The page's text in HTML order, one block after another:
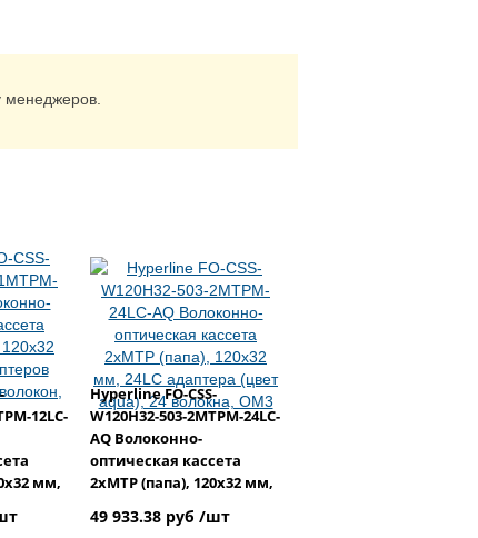
менеджеров.
12LC-
мм,
OM4
Hyperline FO-CSS-
W120H32-503-2MTPM-24LC-
AQ Волоконно-
оптическая кассета
2xMTP (папа), 120x32 мм,
aqua), 24 волокна, OM3
49 933.38 руб /шт